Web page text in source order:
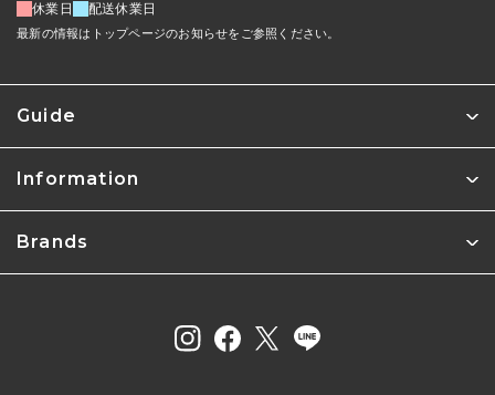
Guide
Information
Brands
休業日
配送休業日
最新の情報はトップページのお知らせをご参照ください。